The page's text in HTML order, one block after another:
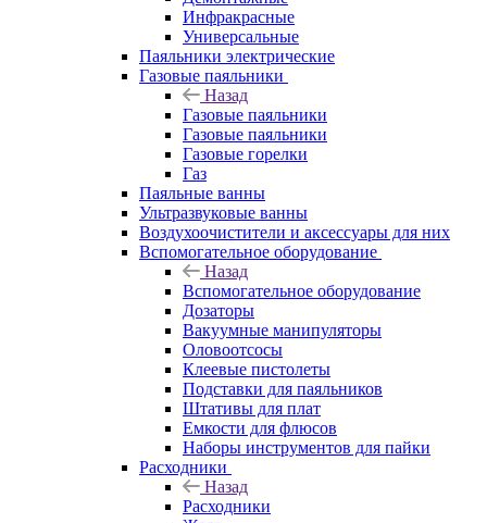
Инфракрасные
Универсальные
Паяльники электрические
Газовые паяльники
Назад
Газовые паяльники
Газовые паяльники
Газовые горелки
Газ
Паяльные ванны
Ультразвуковые ванны
Воздухоочистители и аксессуары для них
Вспомогательное оборудование
Назад
Вспомогательное оборудование
Дозаторы
Вакуумные манипуляторы
Оловоотсосы
Клеевые пистолеты
Подставки для паяльников
Штативы для плат
Емкости для флюсов
Наборы инструментов для пайки
Расходники
Назад
Расходники